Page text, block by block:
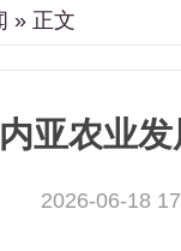
» 正文
亚农业
2026-06-18